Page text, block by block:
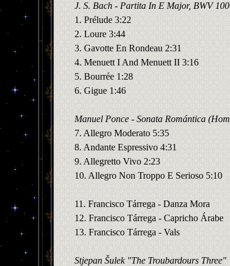
J. S. Bach - Partita In E Major, BWV
1. Prélude 3:22
2. Loure 3:44
3. Gavotte En Rondeau 2:31
4. Menuett I And Menuett II 3:16
5. Bourrée 1:28
6. Gigue 1:46
Manuel Ponce - Sonata Romántica
7. Allegro Moderato 5:35
8. Andante Espressivo 4:31
9. Allegretto Vivo 2:23
10. Allegro Non Troppo E Serioso 5:10
11. Francisco Tárrega - Danza Mora
12. Francisco Tárrega - Capricho Árabe
13. Francisco Tárrega - Vals
Stjepan Šulek "The Troubardours Three"